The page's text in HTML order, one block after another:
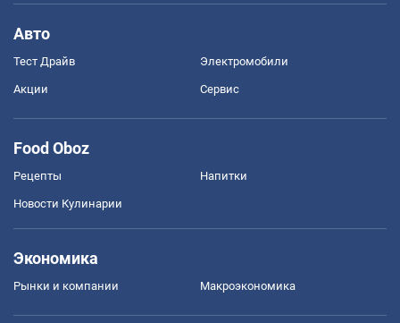
Авто
Тест Драйв Электромобили
Акции Сервис
Food Oboz
Рецепты Напитки
Новости Кулинарии
Экономика
Рынки и компании Mакроэкономика